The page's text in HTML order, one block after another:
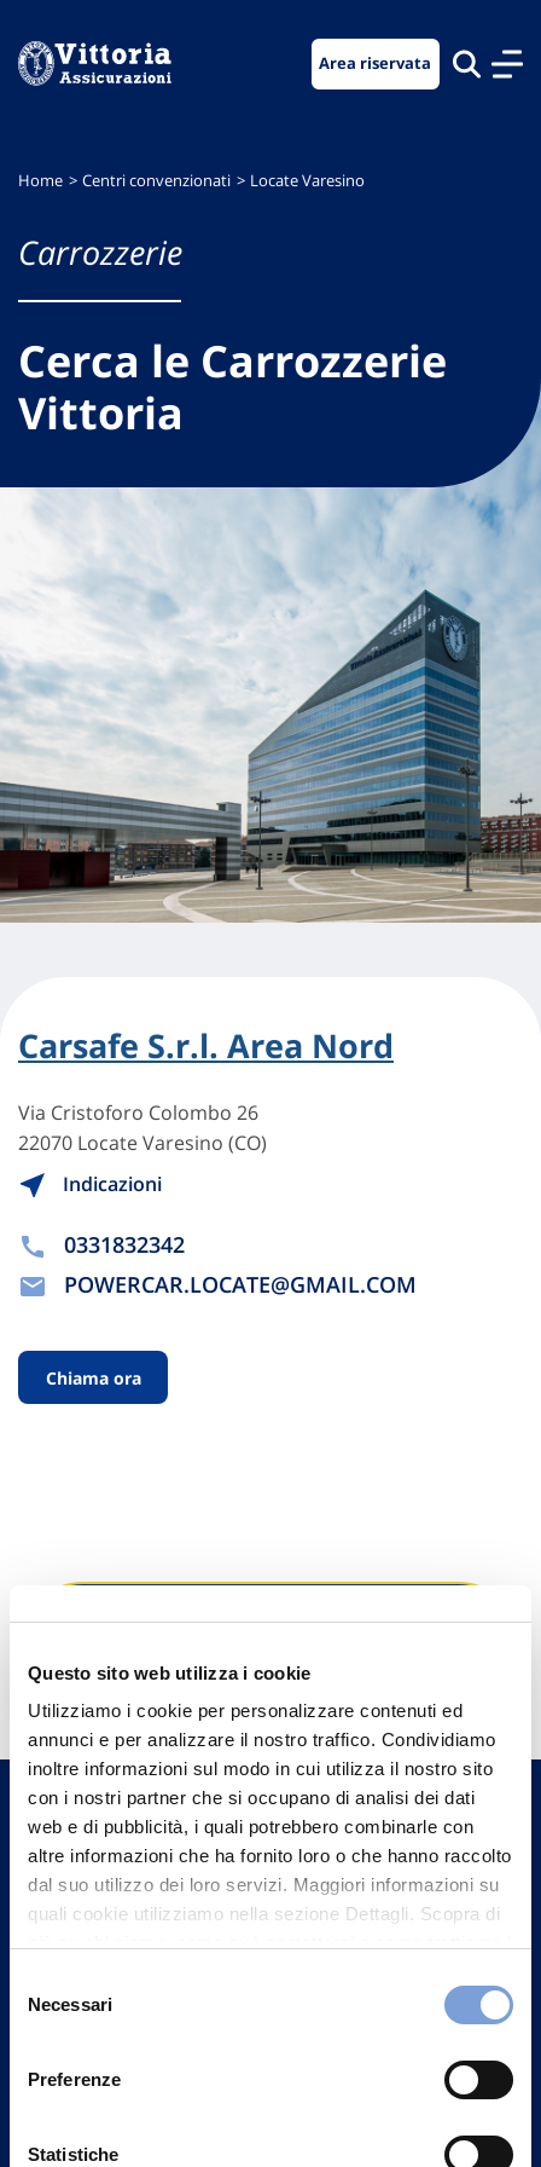
Questo sito web utilizza i cookie
Utilizziamo i cookie per personalizzare contenuti ed
annunci e per analizzare il nostro traffico. Condividiamo
inoltre informazioni sul modo in cui utilizza il nostro sito
con i nostri partner che si occupano di analisi dei dati
web e di pubblicità, i quali potrebbero combinarle con
altre informazioni che ha fornito loro o che hanno raccolto
dal suo utilizzo dei loro servizi. Maggiori informazioni su
quali cookie utilizziamo nella sezione Dettagli. Scopra di
può trovare nel footer del sito nella sezione "Informativa
delNecessari
Preferenze
Statistiche
menu
contenuto
footer
Area riservata
Home Centri convenzionati Locate Varesino
Carrozzerie
Cerca le Carrozzerie
Vittoria
Carsafe S.r.l. Area Nord
Via Cristoforo Colombo 26
22070 Locate Varesino (CO)
Indicazioni
0331832342
POWERCAR.LOCATE@GMAIL.COM
Chiama ora
Hai bisogno di
informazioni?
Trova l'Agenzia più vicina a te e parla con
un nostro Agente.
Contattaci